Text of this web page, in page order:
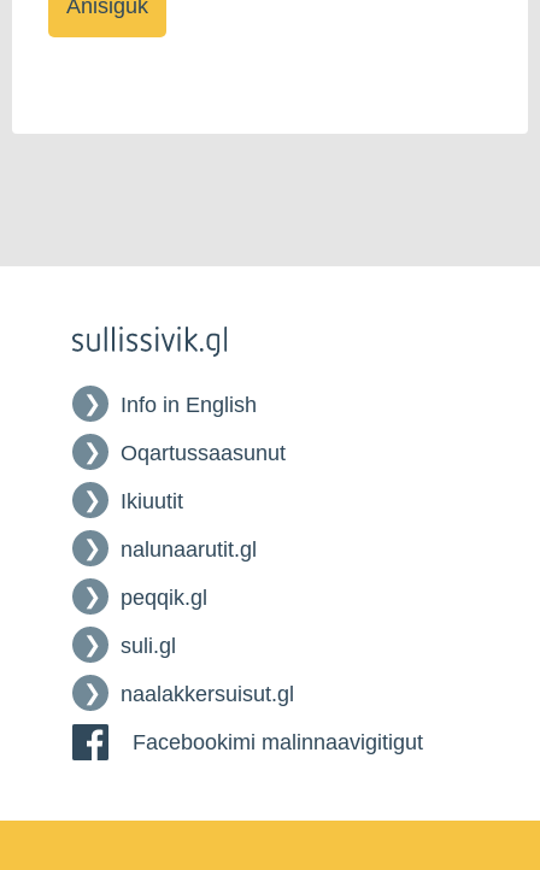
Info in English
Oqartussaasunut
Ikiuutit
nalunaarutit.gl
peqqik.gl
suli.gl
naalakkersuisut.gl
Facebookimi malinnaavigitigut